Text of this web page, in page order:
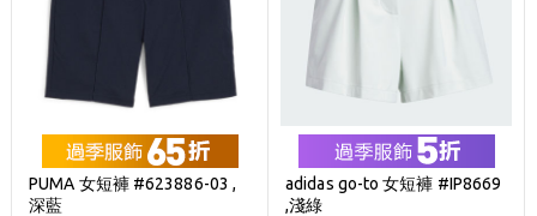
PUMA 女短褲 #623886-03 ,
深藍
adidas go-to 女短褲 #IP8669
,淺綠